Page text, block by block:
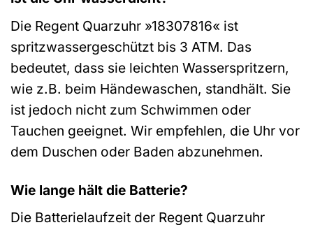
Die Regent Quarzuhr »18307816« ist
spritzwassergeschützt bis 3 ATM. Das
bedeutet, dass sie leichten Wasserspritzern,
wie z.B. beim Händewaschen, standhält. Sie
ist jedoch nicht zum Schwimmen oder
Tauchen geeignet. Wir empfehlen, die Uhr vor
dem Duschen oder Baden abzunehmen.
Wie lange hält die Batterie?
Die Batterielaufzeit der Regent Quarzuhr